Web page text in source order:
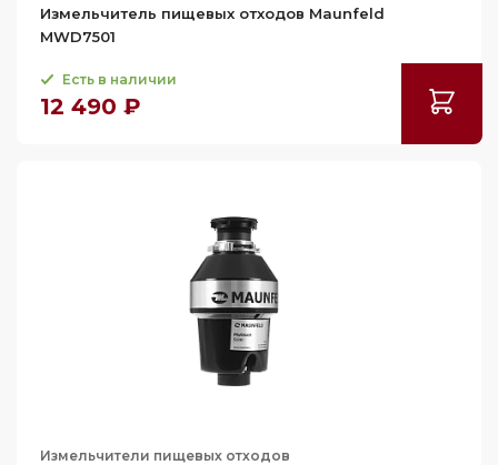
Измельчитель пищевых отходов Maunfeld
MWD7501
Есть в наличии
12 490 ₽
Измельчители пищевых отходов